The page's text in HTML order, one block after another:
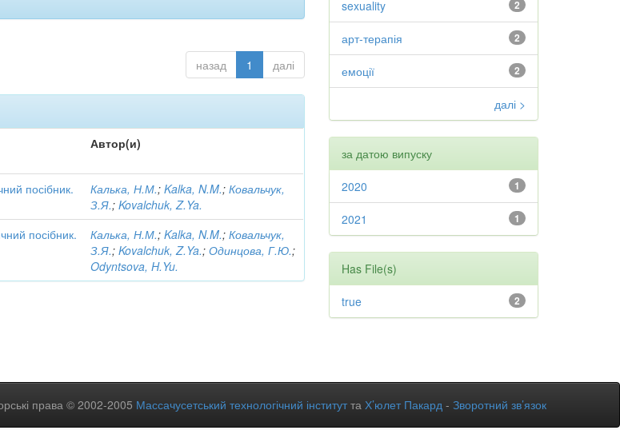
назад 1 далі
Автор(и)
посібник.
Калька, Н.М.;Kalka, N.M.;Ковальчук,
З.Я.;Kovalchuk, Z.Ya.
посібник.
Калька, Н.М.;Kalka, N.M.;Ковальчук,
З.Я.;Kovalchuk, Z.Ya.;Одинцова, Г.Ю.;
Odyntsova, H.Yu.
2
sexuality
2
арт-терапія
2
емоції
далі >
за датою випуску
1
2020
1
2021
Has File(s)
2
true
права © 2002-2005 Массачусетський технологічний інститутта Х’юлет Пакард - Зворотний зв’язок